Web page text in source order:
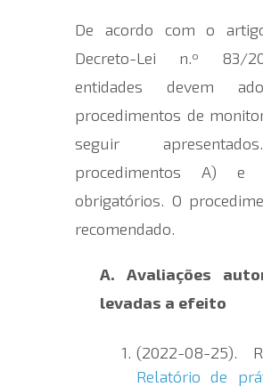
De acordo com o
Decreto-Lei n.º 83/
entidades devem
procedimentos de
seguir
procedimentos A) e
obrigatórios. O
recomendado.
A. Avaliações
levadas a efeito
(2022-08-25).
Relatório de